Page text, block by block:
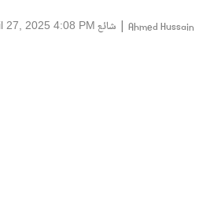
Ahmed Hussain
| شائع 27, 2025 4:08 PM